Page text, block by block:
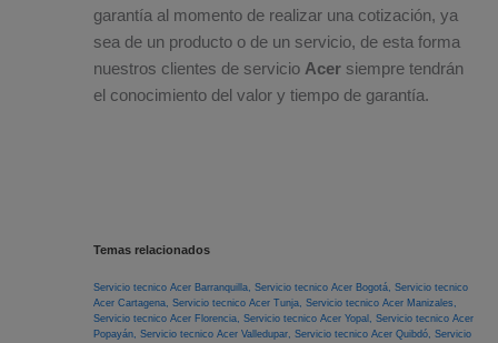
garantía al momento de realizar una cotización, ya
sea de un producto o de un servicio, de esta forma
nuestros clientes de servicio Acersiempre tendrán
el conocimiento del valor y tiempo de garantía.
Temas relacionados
Servicio tecnico Acer Barranquilla, Servicio tecnico Acer Bogotá, Servicio tecnico
Acer Cartagena, Servicio tecnico Acer Tunja, Servicio tecnico Acer Manizales,
Servicio tecnico Acer Florencia, Servicio tecnico Acer Yopal, Servicio tecnico Acer
Popayán, Servicio tecnico Acer Valledupar, Servicio tecnico Acer Quibdó, Servicio